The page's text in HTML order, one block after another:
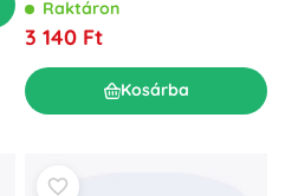
Raktáron
3 140 Ft
Kosárba